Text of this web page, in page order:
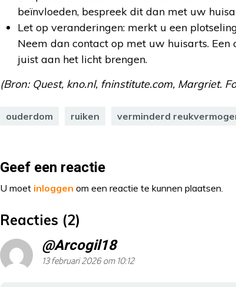
beïnvloeden, bespreek dit dan met uw
Let op veranderingen: merkt u een
Neem dan contact op met uw huisarts.
juist aan het licht brengen.
(Bron: Quest, kno.nl, fninstitute.com, Margriet.
ouderdom ruiken verminderd
Geef een reactie
U moet inloggen om een reactie te kunnen plaatsen.
Reacties (2)
@Arcogil18
13 februari 2026 om 10:12